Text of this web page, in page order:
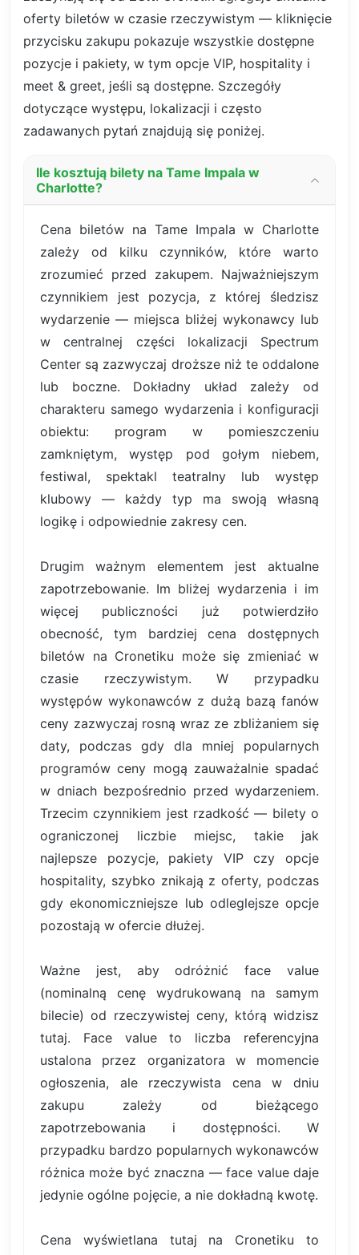
oferty biletów w czasie rzeczywistym — kliknięcie
przycisku zakupu pokazuje wszystkie dostępne
pozycje i pakiety, w tym opcje VIP, hospitality i
meet & greet, jeśli są dostępne. Szczegóły
dotyczące występu, lokalizacji i często
zadawanych pytań znajdują się poniżej.
Ile kosztują bilety na Tame Impala w
Charlotte?
Cena biletów na Tame Impala w Charlotte
zależy od kilku czynników, które warto
zrozumieć przed zakupem. Najważniejszym
czynnikiem jest pozycja, z której śledzisz
wydarzenie — miejsca bliżej wykonawcy lub
w centralnej części lokalizacji Spectrum
Center są zazwyczaj droższe niż te oddalone
lub boczne. Dokładny układ zależy od
charakteru samego wydarzenia i konfiguracji
obiektu: program w pomieszczeniu
zamkniętym, występ pod gołym niebem,
festiwal, spektakl teatralny lub występ
klubowy — każdy typ ma swoją własną
logikę i odpowiednie zakresy cen.
Drugim ważnym elementem jest aktualne
zapotrzebowanie. Im bliżej wydarzenia i im
więcej publiczności już potwierdziło
obecność, tym bardziej cena dostępnych
biletów na Cronetiku może się zmieniać w
czasie rzeczywistym. W przypadku
występów wykonawców z dużą bazą fanów
ceny zazwyczaj rosną wraz ze zbliżaniem się
daty, podczas gdy dla mniej popularnych
programów ceny mogą zauważalnie spadać
w dniach bezpośrednio przed wydarzeniem.
Trzecim czynnikiem jest rzadkość — bilety o
ograniczonej liczbie miejsc, takie jak
najlepsze pozycje, pakiety VIP czy opcje
hospitality, szybko znikają z oferty, podczas
gdy ekonomiczniejsze lub odleglejsze opcje
pozostają w ofercie dłużej.
Ważne jest, aby odróżnić face value
(nominalną cenę wydrukowaną na samym
bilecie) od rzeczywistej ceny, którą widzisz
tutaj. Face value to liczba referencyjna
ustalona przez organizatora w momencie
ogłoszenia, ale rzeczywista cena w dniu
zakupu zależy od bieżącego
zapotrzebowania i dostępności. W
przypadku bardzo popularnych wykonawców
różnica może być znaczna — face value daje
jedynie ogólne pojęcie, a nie dokładną kwotę.
Cena wyświetlana tutaj na Cronetiku to